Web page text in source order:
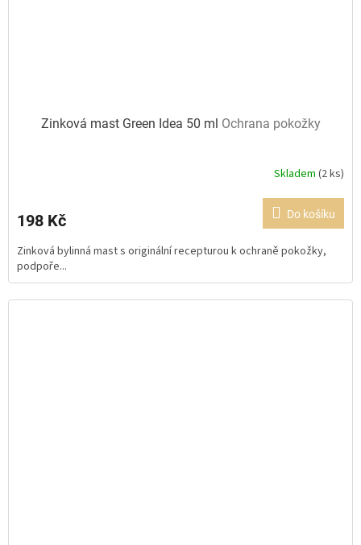
Zinková mast Green Idea 50 ml Ochrana pokožky
je
z
5
hvězdiček.
Skladem(2 ks)
198 Kč Do košíku
Zinková bylinná mast s originální recepturou k ochraně pokožky,
podpoře...